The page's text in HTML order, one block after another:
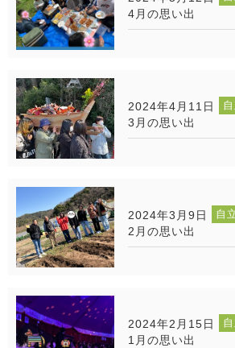
4月の思い出
2024年4月11日
3月の思い出
2024年3月9日 自
2月の思い出
2024年2月15日
1月の思い出